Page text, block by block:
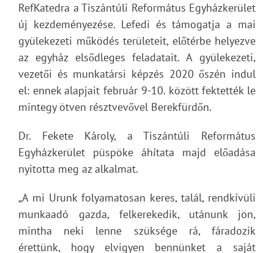
RefKatedra a Tiszántúli Református Egyházkerület
új kezdeményezése. Lefedi és támogatja a mai
gyülekezeti működés területeit, előtérbe helyezve
az egyház elsődleges feladatait. A gyülekezeti,
vezetői és munkatársi képzés 2020 őszén indul
el: ennek alapjait február 9-10. között fektették le
mintegy ötven résztvevővel Berekfürdőn.
Dr. Fekete Károly, a Tiszántúli Református
Egyházkerület püspöke áhítata majd előadása
nyitotta meg az alkalmat.
„A mi Urunk folyamatosan keres, talál, rendkívüli
munkaadó gazda, felkerekedik, utánunk jön,
mintha neki lenne szüksége rá, fáradozik
érettünk, hogy elvigyen bennünket a saját